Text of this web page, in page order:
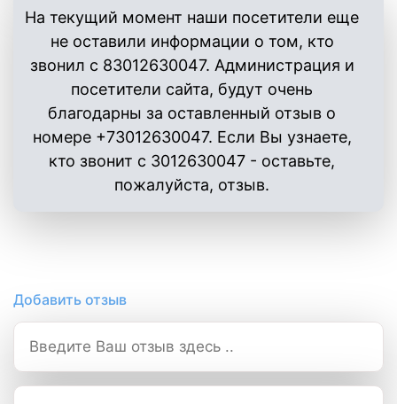
На текущий момент наши посетители еще
не оставили информации о том, кто
звонил с 83012630047. Администрация и
посетители сайта, будут очень
благодарны за оставленный отзыв о
номере +73012630047. Если Вы узнаете,
кто звонит с 3012630047 - оставьте,
пожалуйста, отзыв.
Добавить отзыв